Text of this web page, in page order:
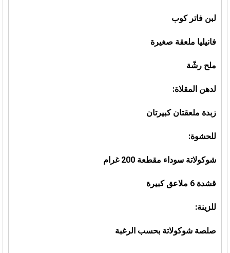
لبن فاتر كوب
فانيليا ملعقة صغيرة
ملح رشّة
لدهن المقلاة:
زبدة ملعقتان كبيرتان
للحشوة:
شوكولاتة سوداء مقطعة 200 غرام
قشدة 6 ملاعق كبيرة
للزينة:
صلصة شوكولاتة بحسب الرغبة